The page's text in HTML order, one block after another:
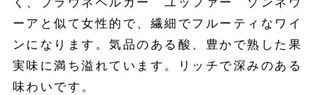
ーアと似て女性的で、繊細でフルーティなワイ
ンになります。気品のある酸、豊かで熟した果
実味に満ち溢れています。リッチで深みのある
味わいです。